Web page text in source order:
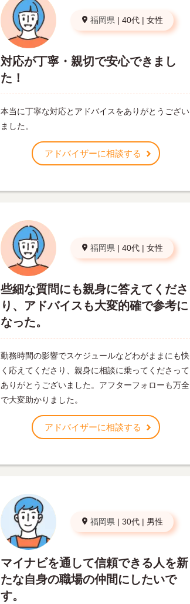
福岡県 | 40代 | 女性
対応が丁寧・親切で安心できまし
た！
本当に丁寧な対応とアドバイスをありがとうござい
ました。
アドバイザーに相談する
福岡県 | 40代 | 女性
些細な質問にも親身に答えてくださ
り、アドバイスも大変的確で参考に
なった。
勤務時間の影響でスケジュールなどわがままにも快
く応えてくださり、親身に相談に乗ってくださって
ありがとうございました。アフターフォローも万全
で大変助かりました。
アドバイザーに相談する
福岡県 | 30代 | 男性
マイナビを通して信頼できる人を新
たな自身の職場の仲間にしたいで
す。